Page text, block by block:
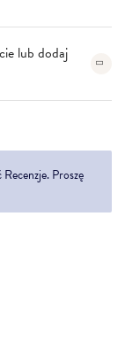
lub dodaj
Proszę